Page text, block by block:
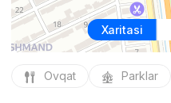
Xaritasi
Ovqat Parklar